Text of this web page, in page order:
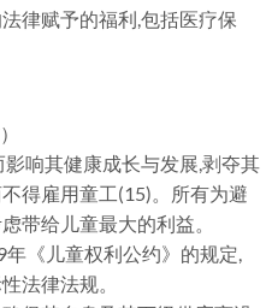
律赋予的福利,包括医疗保
响其健康成长与发展,剥夺其
得雇用童工(15)。所有为避
带给儿童最大的利益。
《儿童权利公约》的规定,
法律法规。